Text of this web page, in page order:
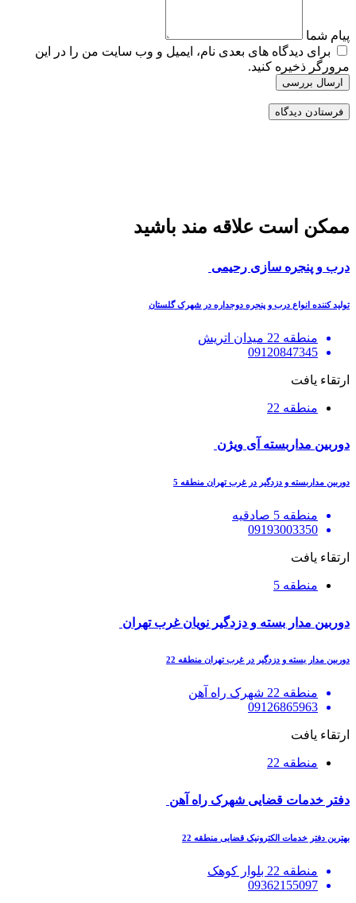
پیام شما
برای دیدگاه های بعدی نام، ایمیل و وب سایت من را در این
مرورگر ذخیره کنید.
ارسال بررسی
ممکن است علاقه مند باشید
درب و پنجره سازی رحیمی
تولید کننده انواع درب و پنجره دوجداره در شهرک گلستان
منطقه 22 میدان اتریش
09120847345
ارتقاء یافت
منطقه 22
دوربین مداربسته آی ویژن
دوربین مداربسته و دزدگیر در غرب تهران منطقه 5
منطقه 5 صادقیه
09193003350
ارتقاء یافت
منطقه 5
دوربین مدار بسته و دزدگیر نویان غرب تهران
دوربین مدار بسته و دزدگیر در غرب تهران منطقه 22
منطقه 22 شهرک راه آهن
09126865963
ارتقاء یافت
منطقه 22
دفتر خدمات قضایی شهرک راه آهن
بهترین دفتر خدمات الکترونیک قضایی منطقه 22
منطقه 22 بلوار کوهک
09362155097